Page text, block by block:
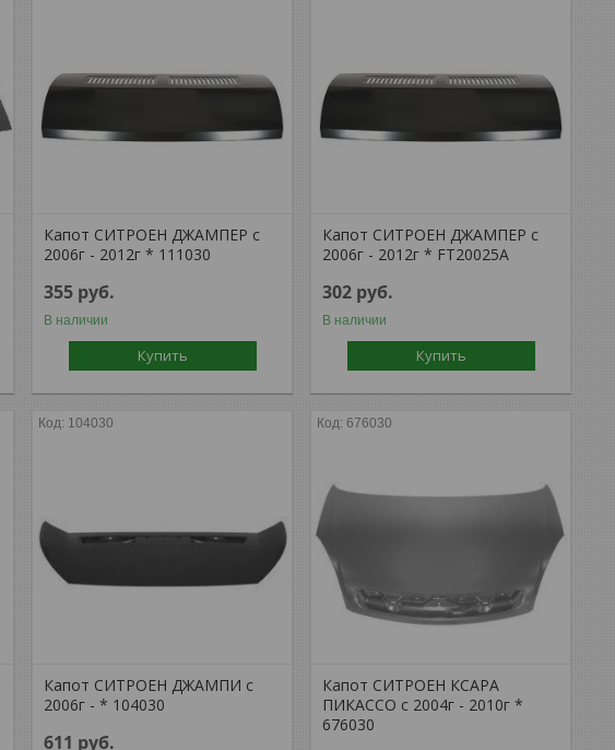
Капот СИТРОЕН ДЖАМПЕР с
2006г - 2012г * 111030
355 руб.
В наличии
Купить
Капот СИТРОЕН ДЖАМПЕР с
2006г - 2012г * FT20025A
302 руб.
В наличии
Купить
104030
Капот СИТРОЕН ДЖАМПИ с
2006г - * 104030
611 руб.
676030
Капот СИТРОЕН КСАРА
ПИКАССО с 2004г - 2010г *
676030